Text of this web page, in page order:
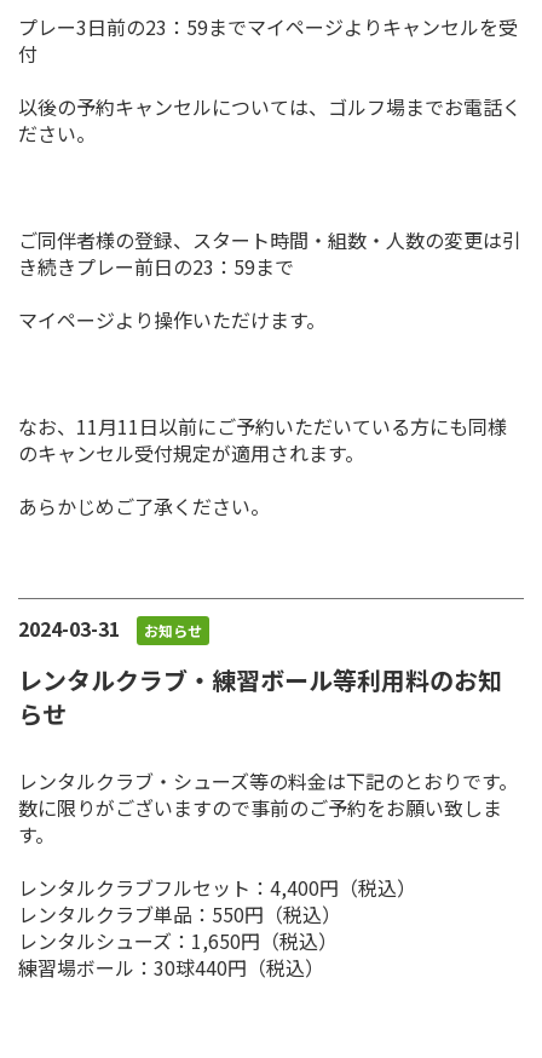
プレー3日前の23：59までマイページよりキャンセルを受
付
以後の予約キャンセルについては、ゴルフ場までお電話く
ださい。
ご同伴者様の登録、スタート時間・組数・人数の変更は引
き続きプレー前日の23：59まで
マイページより操作いただけます。
なお、11月11日以前にご予約いただいている方にも同様
のキャンセル受付規定が適用されます。
あらかじめご了承ください。
2024-03-31 お知らせ
レンタルクラブ・練習ボール等利用料のお知
らせ
レンタルクラブ・シューズ等の料金は下記のとおりです。
数に限りがございますので事前のご予約をお願い致しま
す。
レンタルクラブフルセット：4,400円（税込）
レンタルクラブ単品：550円（税込）
レンタルシューズ：1,650円（税込）
練習場ボール：30球440円（税込）